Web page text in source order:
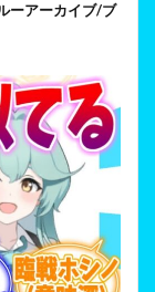
ーアーカイブ/ブ